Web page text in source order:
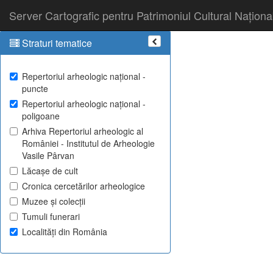
Server Cartografic pentru Patrimoniul Cultural
Straturi tematice
Repertoriul arheologic național -
puncte
Repertoriul arheologic național -
poligoane
Arhiva Repertoriul arheologic al
României - Institutul de Arheologie
Vasile Pârvan
Lăcașe de cult
Cronica cercetărilor arheologice
Muzee și colecții
Tumuli funerari
Localități din România